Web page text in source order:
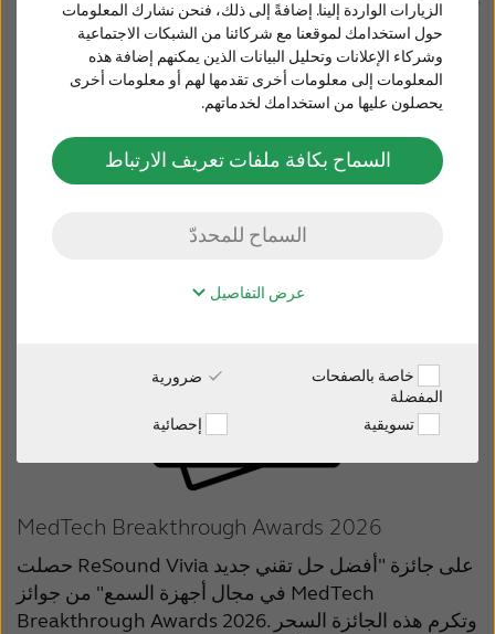
الزيارات الواردة إلينا. إضافةً إلى ذلك، فنحن نشارك المعلومات
حول استخدامك لموقعنا مع شركائنا من الشبكات الاجتماعية
وشركاء الإعلانات وتحليل البيانات الذين يمكنهم إضافة هذه
المعلومات إلى معلومات أخرى تقدمها لهم أو معلومات أخرى
يحصلون عليها من استخدامك لخدماتهم.
السماح للمحددّ
السماح بكافة ملفات تعريف الارتباط
عرض التفاصيل
ضرورية
خاصة بالصفحات
المفضلة
إحصائية
تسويقية
طنين الأذن
ReSound نبذة عن
Česká republika
Deutschland España
France India
International Italia
آيفون وغيرها من المنتجات التي كانت أول من يقدمها في
المجال.
تفخر شركة ReSound للمعينات السمعية الذكية بحصولها
MedTech Breakthrough Awards 2026
حصلت ReSound Vivia على جائزة "أفضل حل تقني جديد
في مجال أجهزة السمع" من جوائز MedTech
Breakthrough Awards 2026. وتكرم هذه الجائزة السحر